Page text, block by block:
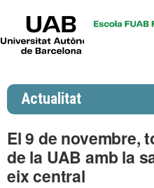
Actualitat
El 9 de novembre,
de la UAB amb la
eix central